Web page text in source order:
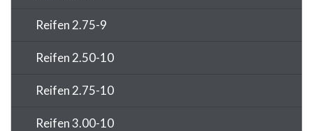
Reifen 2.75-9
Reifen 2.50-10
Reifen 2.75-10
Reifen 3.00-10